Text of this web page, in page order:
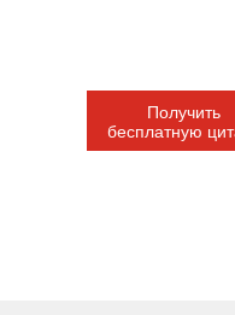
Получить
бесплатную